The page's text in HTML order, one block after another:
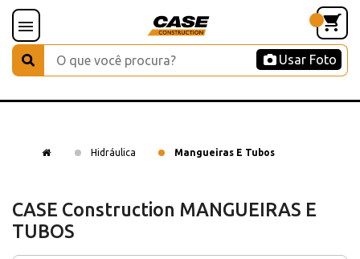
Usar Foto
Hidráulica Mangueiras E Tubos
CASE Construction MANGUEIRAS E
TUBOS